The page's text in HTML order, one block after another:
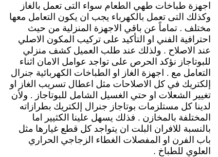
اجهزة طباخات طهي الطعام سواء التى تعمل بالغاز
وكذلك التى تعمل بالكهرباء يجب ان يكون التعامل معها
مختلف . تماماً عن باقي الاجهزة المنزلية من حيث
احترافية الفني او التأكيد على تركيب المكون الاصلي
عند الاصلاح . ولذلك عند طلب العميل كشف منزلي
للبوتاجاز نؤكد الحرص على تواجد عوامل الامان اثناء
التعامل مع . اجهزة الغاز او الطباخات الكهربائية جنرال
إلكتريك في كل الاصلاحات مثل اعطال تسريب الغاز او
تغيير الشعلات او حتي الغسيل الشامل للبوتاجاز . ولأن
لدينا كل مستلزمات بوتاجاز جنرال إلكتريك بطرازاته
المختلفة بالمخازن . فذلك يسهل علينا الكثيير اما
بالنسبة للافران البلت ان يتواجد كل قطع غيارها مثل
باب الفرن او المفصلات الغطاء الزجاجي الحراري
العلوي للطباخ .